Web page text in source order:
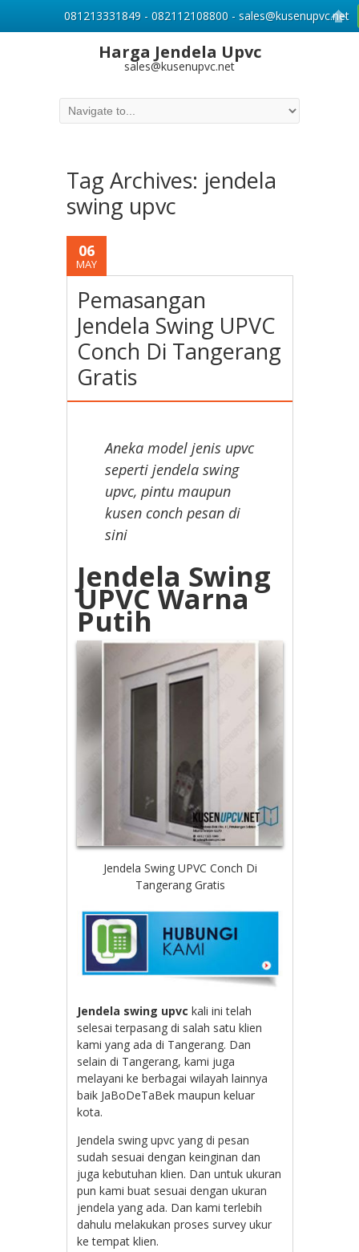
Harga Jendela Upvc
sales@kusenupvc.net
Tag Archives: jendela
swing upvc
06
MAY
Pemasangan
Jendela Swing UPVC
Conch Di Tangerang
Gratis
Aneka model jenis upvc
seperti jendela swing
upvc, pintu maupun
kusen conch pesan di
sini
Jendela Swing
UPVC Warna
Putih
Jendela Swing UPVC Conch Di
Tangerang Gratis
Jendela swing upvc kali ini telah
selesai terpasang di salah satu klien
kami yang ada di Tangerang. Dan
selain di Tangerang, kami juga
melayani ke berbagai wilayah lainnya
baik JaBoDeTaBek maupun keluar
kota.
Jendela swing upvc yang di pesan
sudah sesuai dengan keinginan dan
juga kebutuhan klien. Dan untuk ukuran
pun kami buat sesuai dengan ukuran
jendela yang ada. Dan kami terlebih
dahulu melakukan proses survey ukur
ke tempat klien.
081213331849 - 082112108800 - sales@kusenupvc.net